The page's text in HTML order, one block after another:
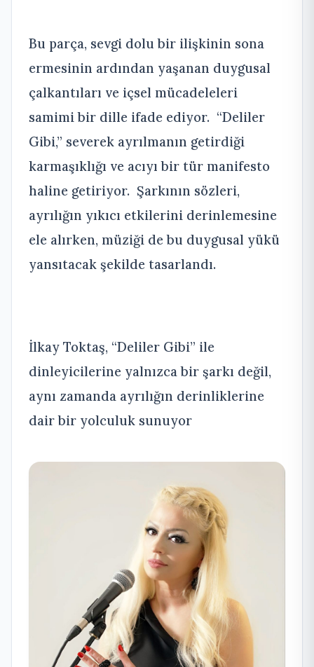
Bu parça, sevgi dolu bir ilişkinin sona
ermesinin ardından yaşanan duygusal
çalkantıları ve içsel mücadeleleri
samimi bir dille ifade ediyor. “Deliler
Gibi,” severek ayrılmanın getirdiği
karmaşıklığı ve acıyı bir tür manifesto
haline getiriyor. Şarkının sözleri,
ayrılığın yıkıcı etkilerini derinlemesine
ele alırken, müziği de bu duygusal yükü
yansıtacak şekilde tasarlandı.
İlkay Toktaş, “Deliler Gibi” ile
dinleyicilerine yalnızca bir şarkı değil,
aynı zamanda ayrılığın derinliklerine
dair bir yolculuk sunuyor